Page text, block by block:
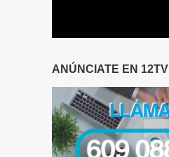
ANÚNCIATE EN 12TV